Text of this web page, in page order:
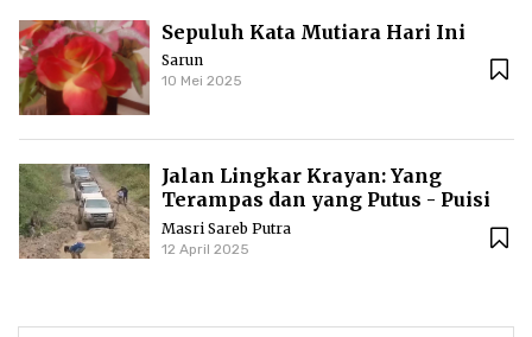
Sepuluh Kata Mutiara Hari Ini
Sarun
10 Mei 2025
Jalan Lingkar Krayan: Yang
Terampas dan yang Putus - Puisi
Masri Sareb Putra
Masri Sareb Putra
12 April 2025